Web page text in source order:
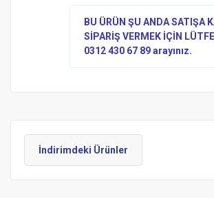
BU ÜRÜN ŞU ANDA SATIŞA
SİPARİŞ VERMEK İÇİN
0312 430 67 89 arayınız.
İndirimdeki Ürünler